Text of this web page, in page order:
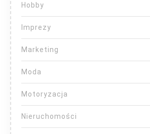
Hobby
Imprezy
Marketing
Moda
Motoryzacja
Nieruchomości